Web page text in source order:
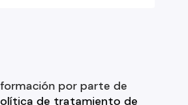
por parte de
de tratamiento de